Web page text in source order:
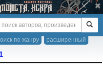
расширенный
по жанру